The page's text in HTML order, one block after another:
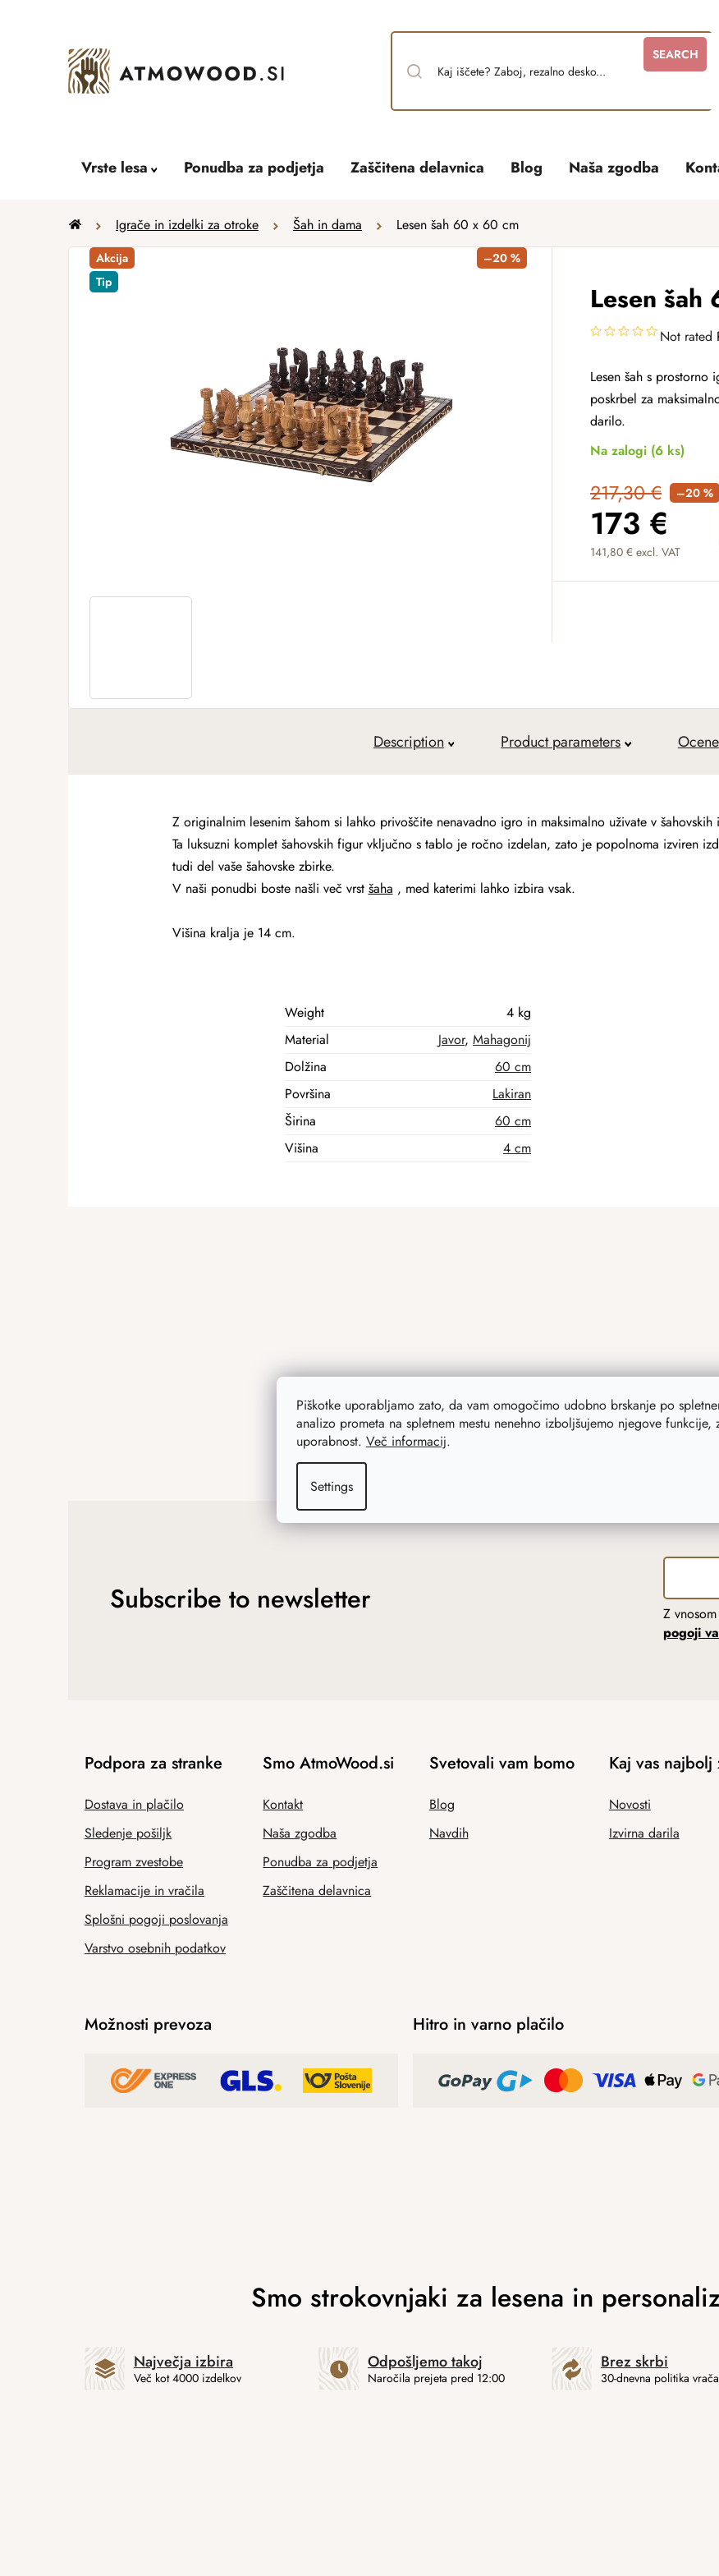
Piškotke uporabljamo zato, da vam omogočimo udobno brskanje po
analizo prometa na spletnem mestu nenehno izboljšujemo njegove funkcije,
uporabnost. Več informacij.
Settings
SEARCH
Vrste lesa Ponudba za podjetja Zaščitena delavnica Blog Naša zgodba
Home Igrače in izdelki za otroke Šah in dama Lesen šah 60 x 60 cm
Lesen
Not rated
Lesen šah s
poskrbel za
darilo.
Na zalogi (6 ks)
217,30 € –20 %
173 €
141,80 € excl. VAT
Measure price:
Akcija
Tip
–20 %
Description Product parameters Ocene
Z originalnim lesenim šahom si lahko privoščite nenavadno igro in maksimalno uživate v šahovskih
Ta luksuzni komplet šahovskih figur vključno s tablo je ročno izdelan, zato je popolnoma izviren
tudi del vaše šahovske zbirke.
V naši ponudbi boste našli več vrst šaha , med katerimi lahko izbira vsak.
Višina kralja je 14 cm.
Weight
4 kg
Material
Javor, Mahagonij
Dolžina
60 cm
Površina
Lakiran
Širina
60 cm
Višina
4 cm
Subscribe to newsletter
Z
pogoji
Podpora za stranke
Dostava in plačilo
Sledenje pošiljk
Program zvestobe
Reklamacije in vračila
Splošni pogoji poslovanja
Varstvo osebnih podatkov
Smo AtmoWood.si
Kontakt
Naša zgodba
Ponudba za podjetja
Zaščitena delavnica
Svetovali vam bomo
Blog
Navdih
Kaj vas najbolj
Novosti
Izvirna darila
Možnosti prevoza Hitro in varno plačilo
Največja izbira
Več kot 4000 izdelkov
Odpošljemo takoj
Naročila prejeta pred 12:00
Brez skrbi
30-dnevna politika